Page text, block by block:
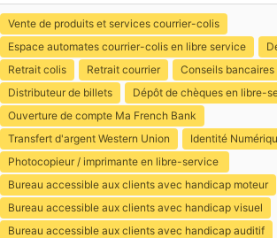
Vente de produits et services courrier-colis
Espace automates courrier-colis en libre service
Retrait colis
Retrait courrier
Conseils bancaires
Distributeur de billets
Dépôt de chèques en libre-
Ouverture de compte Ma French Bank
Transfert d'argent Western Union
Identité
Photocopieur / imprimante en libre-service
Bureau accessible aux clients avec handicap moteur
Bureau accessible aux clients avec handicap visuel
Bureau accessible aux clients avec handicap auditif